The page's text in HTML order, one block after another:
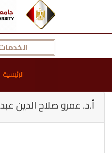
الرئيسية
أ.د. عمرو صلاح الدين